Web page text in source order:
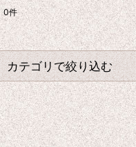
表示数:
並び順:
0件
カテゴリで絞り込む
さ行 コスプレ衣装 (全商品)
千銃士